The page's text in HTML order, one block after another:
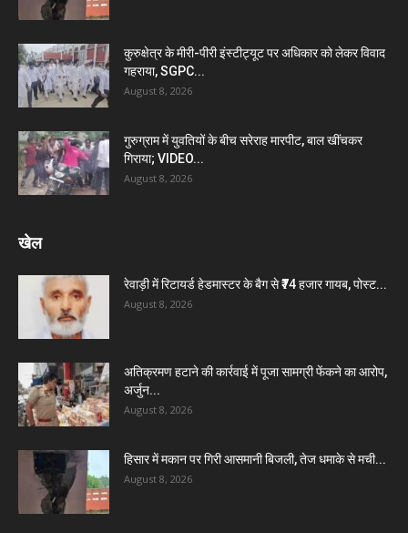
कुरुक्षेत्र के मीरी-पीरी इंस्टीट्यूट पर अधिकार को लेकर विवाद
गहराया, SGPC...
August 8, 2026
गुरुग्राम में युवतियों के बीच सरेराह मारपीट, बाल खींचकर
गिराया; VIDEO...
August 8, 2026
खेल
रेवाड़ी में रिटायर्ड हेडमास्टर के बैग से ₹74 हजार गायब, पोस्ट...
August 8, 2026
अतिक्रमण हटाने की कार्रवाई में पूजा सामग्री फेंकने का आरोप,
अर्जुन...
August 8, 2026
हिसार में मकान पर गिरी आसमानी बिजली, तेज धमाके से मची...
August 8, 2026